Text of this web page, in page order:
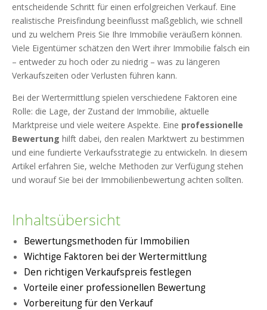
entscheidende Schritt für einen erfolgreichen Verkauf. Eine
realistische Preisfindung beeinflusst maßgeblich, wie schnell
und zu welchem Preis Sie Ihre Immobilie veräußern können.
Viele Eigentümer schätzen den Wert ihrer Immobilie falsch ein
– entweder zu hoch oder zu niedrig – was zu längeren
Verkaufszeiten oder Verlusten führen kann.
Bei der Wertermittlung spielen verschiedene Faktoren eine
Rolle: die Lage, der Zustand der Immobilie, aktuelle
Marktpreise und viele weitere Aspekte. Eine professionelle
Bewertung hilft dabei, den realen Marktwert zu bestimmen
und eine fundierte Verkaufsstrategie zu entwickeln. In diesem
Artikel erfahren Sie, welche Methoden zur Verfügung stehen
und worauf Sie bei der Immobilienbewertung achten sollten.
Inhaltsübersicht
Bewertungsmethoden für Immobilien
Wichtige Faktoren bei der Wertermittlung
Den richtigen Verkaufspreis festlegen
Vorteile einer professionellen Bewertung
Vorbereitung für den Verkauf